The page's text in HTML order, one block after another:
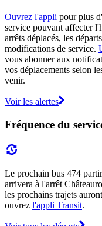
Ouvrez l'appli pour plus
service pouvant affecter
arrêts déplacés, les
modifications de service.
vous abonner aux
vos déplacements selon
venir.
Voir les alertes
Fréquence du
Le prochain bus 474
arrivera à l'arrêt
les prochains trajets
ouvrez l'appli Transit.